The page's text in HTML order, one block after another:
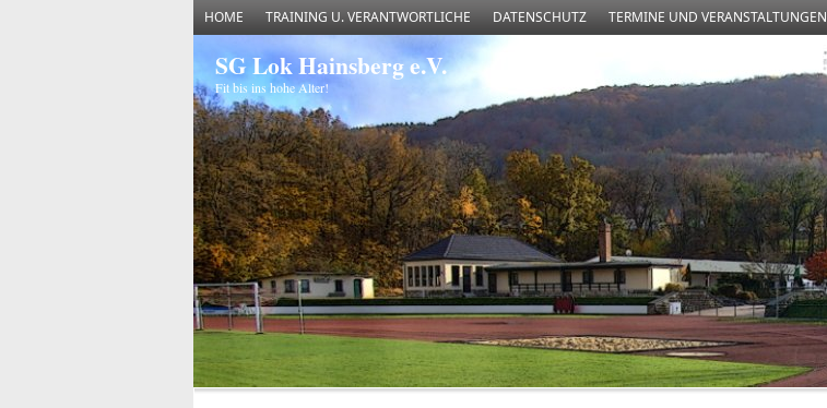
HOME TRAINING U. VERANTWORTLICHE DATENSCHUTZ TERMINE UND VERANSTALTUNGEN
SG Lok Hainsberg e.V.
Fit bis ins hohe Alter!